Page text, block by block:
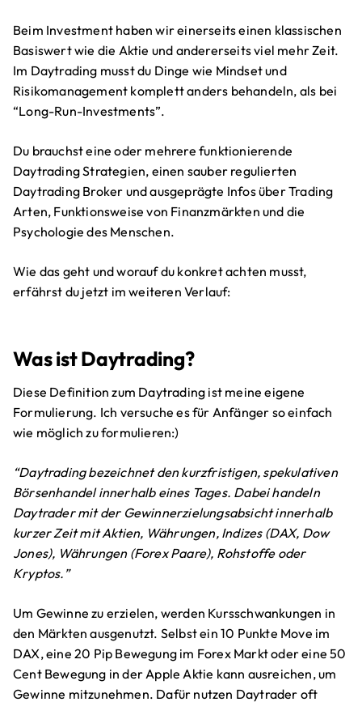
Beim Investment haben wir einerseits einen klassischen
Basiswert wie die Aktie und andererseits viel mehr Zeit.
Im Daytrading musst du Dinge wie Mindset und
Risikomanagement komplett anders behandeln, als bei
“Long-Run-Investments”.
Du brauchst eine oder mehrere funktionierende
Daytrading Strategien, einen sauber regulierten
Daytrading Broker und ausgeprägte Infos über Trading
Arten, Funktionsweise von Finanzmärkten und die
Psychologie des Menschen.
Wie das geht und worauf du konkret achten musst,
erfährst du jetzt im weiteren Verlauf:
Was ist Daytrading?
Diese Definition zum Daytrading ist meine eigene
Formulierung. Ich versuche es für Anfänger so einfach
wie möglich zu formulieren:)
“Daytrading bezeichnet den kurzfristigen, spekulativen
Börsenhandel innerhalb eines Tages. Dabei handeln
Daytrader mit der Gewinnerzielungsabsicht innerhalb
kurzer Zeit mit Aktien, Währungen, Indizes (DAX, Dow
Jones), Währungen (Forex Paare), Rohstoffe oder
Kryptos.”
Um Gewinne zu erzielen, werden Kursschwankungen in
den Märkten ausgenutzt. Selbst ein 10 Punkte Move im
DAX, eine 20 Pip Bewegung im Forex Markt oder eine 50
Cent Bewegung in der Apple Aktie kann ausreichen, um
Gewinne mitzunehmen. Dafür nutzen Daytrader oft